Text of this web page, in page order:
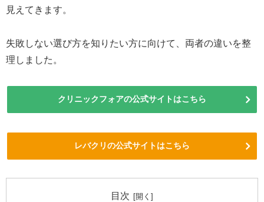
見えてきます。
失敗しない選び方を知りたい方に向けて、両者の違いを整
理しました。
クリニックフォアの公式サイトはこちら
レバクリの公式サイトはこちら
目次